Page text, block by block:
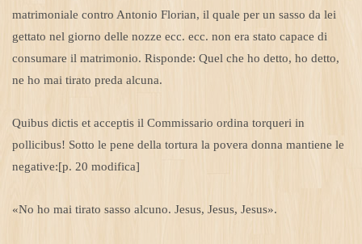
matrimoniale contro Antonio Florian, il quale per un sasso da lei
gettato nel giorno delle nozze ecc. ecc. non era stato capace di
consumare il matrimonio. Risponde: Quel che ho detto, ho detto,
ne ho mai tirato preda alcuna.
Quibus dictis et acceptis il Commissario ordina torqueri in
pollicibus! Sotto le pene della tortura la povera donna mantiene le
negative:[p. 20 modifica]
«No ho mai tirato sasso alcuno. Jesus, Jesus, Jesus».